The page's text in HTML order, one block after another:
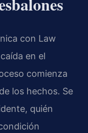
con Law
en el
comienza
los hechos. Se
quién